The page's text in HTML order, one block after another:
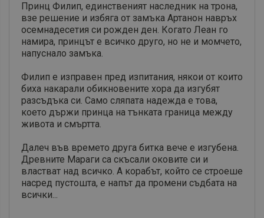
Принц Филип, единственият наследник на трона,
взе решение и избяга от замъка Артанон навръх
осемнадесетия си рожден ден. Когато Леан го
намира, принцът е всичко друго, но не и момчето,
напуснало замъка.
Филип е изправен пред изпитания, някои от които
биха накарали обикновените хора да изгубят
разсъдъка си. Само сляпата надежда е това,
което държи принца на тънката граница между
живота и смъртта.
Далеч във времето друга битка вече е изгубена.
Древните Мараги са скъсали оковите си и
властват над всичко. А корабът, който се строеше
насред пустошта, е напът да промени съдбата на
всички...